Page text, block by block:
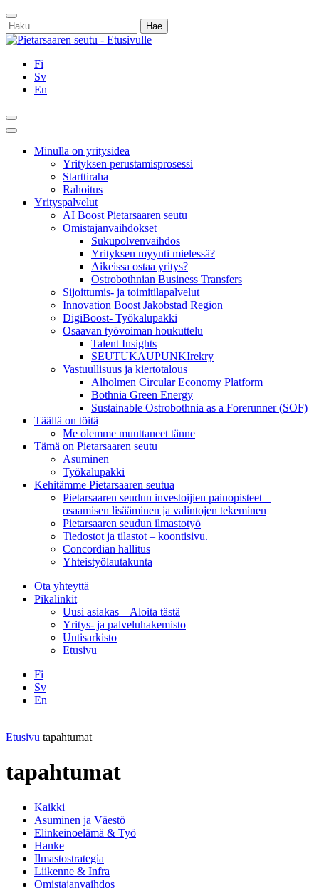
Siirry
sisältöön
Sulje
Haku:
Fi
Sv
En
Hae
Päävalikko
Minulla on yritysidea
Yrityksen perustamisprosessi
Starttiraha
Rahoitus
Yrityspalvelut
AI Boost Pietarsaaren seutu
Omistajanvaihdokset
Sukupolvenvaihdos
Yrityksen myynti mielessä?
Aikeissa ostaa yritys?
Ostrobothnian Business Transfers
Sijoittumis- ja toimitilapalvelut
Innovation Boost Jakobstad Region
DigiBoost- Työkalupakki
Osaavan työvoiman houkuttelu
Talent Insights
SEUTUKAUPUNKIrekry
Vastuullisuus ja kiertotalous
Alholmen Circular Economy Platform
Bothnia Green Energy
Sustainable Ostrobothnia as a Forerunner (SOF)
Täällä on töitä
Me olemme muuttaneet tänne
Tämä on Pietarsaaren seutu
Asuminen
Työkalupakki
Kehitämme Pietarsaaren seutua
Pietarsaaren seudun investoijien painopisteet –
osaamisen lisääminen ja valintojen tekeminen
Pietarsaaren seudun ilmastotyö
Tiedostot ja tilastot – koontisivu.
Concordian hallitus
Yhteistyölautakunta
Ota yhteyttä
Pikalinkit
Uusi asiakas – Aloita tästä
Yritys- ja palveluhakemisto
Uutisarkisto
Etusivu
Fi
Sv
En
Etusivu tapahtumat
tapahtumat
Kaikki
Asuminen ja Väestö
Elinkeinoelämä & Työ
Hanke
Ilmastostrategia
Liikenne & Infra
Omistajanvaihdos